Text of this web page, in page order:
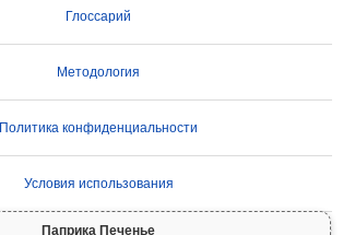
Паприка Печенье
Глоссарий
Методология
Политика конфиденциальности
Условия использования